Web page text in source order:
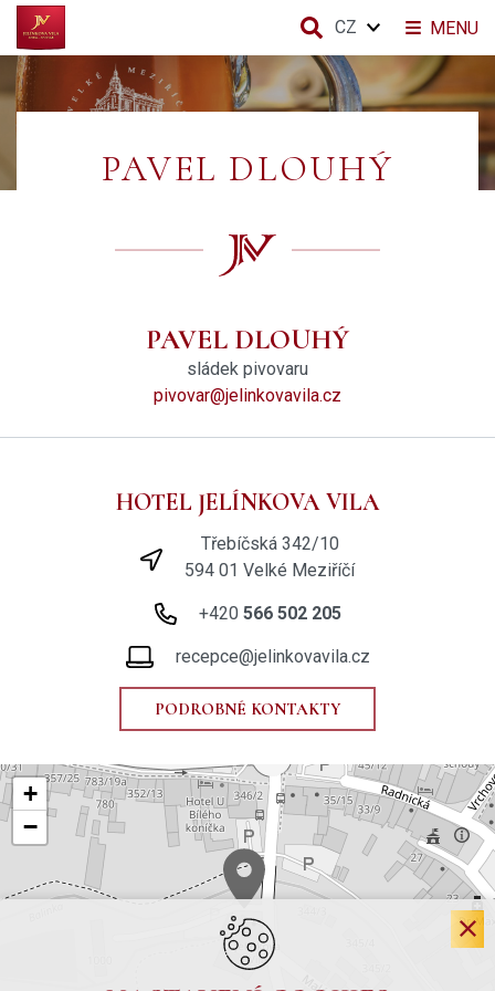
PAVEL DLOUHÝ
PAVEL DLOUHÝ
sládek pivovaru
pivovar@jelinkovavila.cz
HOTEL JELÍNKOVA VILA
Třebíčská 342/10
594 01 Velké Meziříčí
+420 566 502 205
recepce@jelinkovavila.cz
PODROBNÉ KONTAKTY
+
−
MENU
CZ